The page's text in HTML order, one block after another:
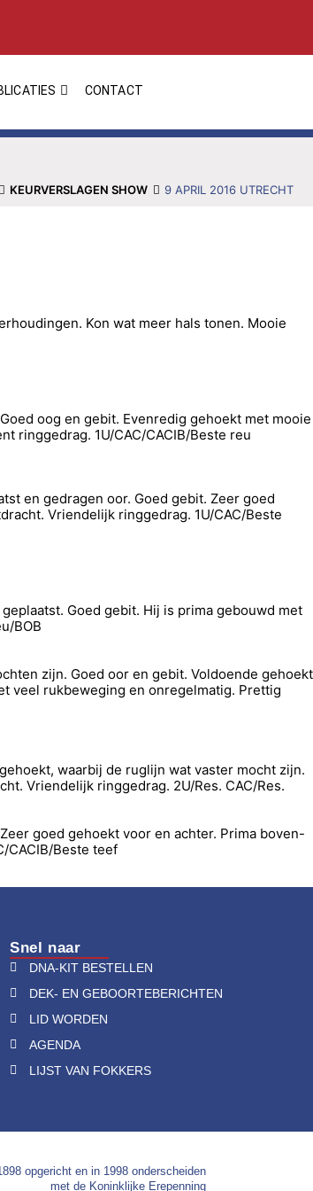
CONTACT
KEURVERSLAGEN SHOW 9 APRIL 2016 UTRECHT
Kon wat meer hals tonen. Mooie
oog en gebit. Evenredig gehoekt met mooie
ringgedrag. 1U/CAC/CACIB/Beste reu
en gedragen oor. Goed gebit. Zeer goed
Vriendelijk ringgedrag. 1U/CAC/Beste
Goed gebit. Hij is prima gebouwd met
BOB
zijn. Goed oor en gebit. Voldoende gehoekt
veel rukbeweging en onregelmatig. Prettig
waarbij de ruglijn wat vaster mocht zijn.
Vriendelijk ringgedrag. 2U/Res. CAC/Res.
goed gehoekt voor en achter. Prima boven-
CACIB/Beste teef
Snel naar
DNA-KIT BESTELLEN
DEK- EN GEBOORTEBERICHTEN
LID WORDEN
AGENDA
LIJST VAN FOKKERS
opgericht en in 1998 onderscheiden
met de Koninklijke Erepenning